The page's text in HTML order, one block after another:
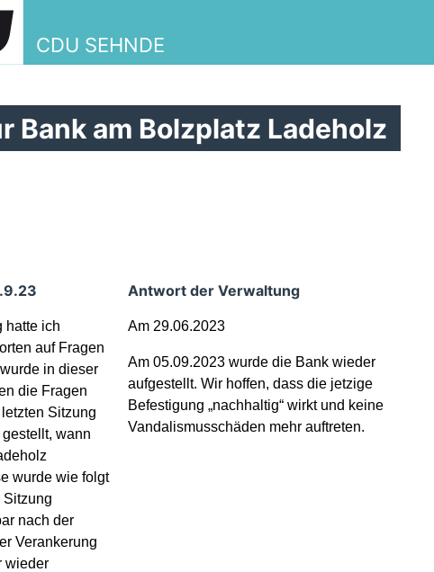
CDU SEHNDE
Bank am Bolzplatz Ladeholz
hatte ich
auf Fragen
in dieser
die Fragen
Sitzung
wann
wurde wie folgt
Sitzung
nach der
Verankerung
wieder
Antwort der Verwaltung
Am 29.06.2023
Am 05.09.2023 wurde die Bank wieder
aufgestellt. Wir hoffen, dass die jetzige
Befestigung „nachhaltig“ wirkt und keine
Vandalismusschäden mehr auftreten.